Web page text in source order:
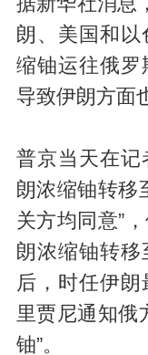
朗、美国和以
缩铀运往俄罗
导致伊朗方面
普京当天在记
朗浓缩铀转移
关方均同意”
朗浓缩铀转移
后，时任伊
里贾尼通知俄
铀”。